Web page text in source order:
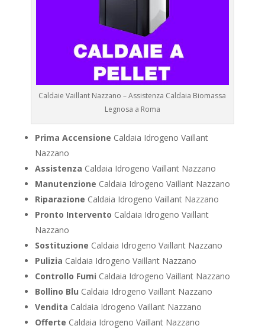
Caldaie Vaillant Nazzano – Assistenza Caldaia Biomassa
Legnosa a Roma
Prima Accensione Caldaia Idrogeno Vaillant
Nazzano
Assistenza Caldaia Idrogeno Vaillant Nazzano
Manutenzione Caldaia Idrogeno Vaillant Nazzano
Riparazione Caldaia Idrogeno Vaillant Nazzano
Pronto Intervento Caldaia Idrogeno Vaillant
Nazzano
Sostituzione Caldaia Idrogeno Vaillant Nazzano
Pulizia Caldaia Idrogeno Vaillant Nazzano
Controllo Fumi Caldaia Idrogeno Vaillant Nazzano
Bollino Blu Caldaia Idrogeno Vaillant Nazzano
Vendita Caldaia Idrogeno Vaillant Nazzano
Offerte Caldaia Idrogeno Vaillant Nazzano